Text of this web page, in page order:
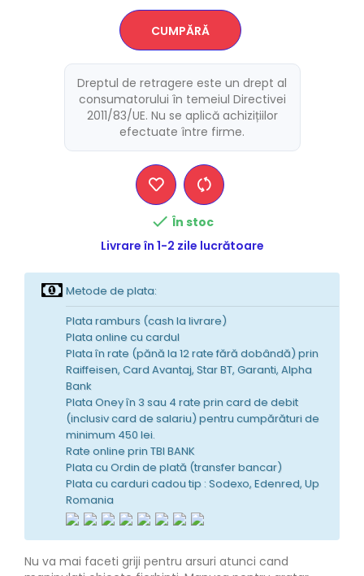
CUMPĂRĂ
Dreptul de retragere este un drept al
consumatorului în temeiul Directivei
2011/83/UE. Nu se aplică achizițiilor
efectuate între firme.
 În stoc
Livrare în 1-2 zile lucrătoare
Metode de plata:
Plata ramburs (cash la livrare)
Plata online cu cardul
Plata în rate (pănă la 12 rate fără dobândă) prin
Raiffeisen, Card Avantaj, Star BT, Garanti, Alpha
Bank
Plata Oney în 3 sau 4 rate prin card de debit
(inclusiv card de salariu) pentru cumpărături de
minimum 450 lei.
Rate online prin TBI BANK
Plata cu Ordin de plată (transfer bancar)
Plata cu carduri cadou tip : Sodexo, Edenred, Up
Romania
Nu va mai faceti griji pentru arsuri atunci cand